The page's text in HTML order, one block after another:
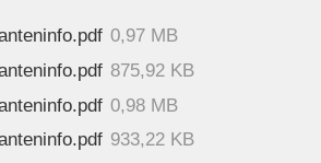
0,97 MB
875,92 KB
0,98 MB
933,22 KB